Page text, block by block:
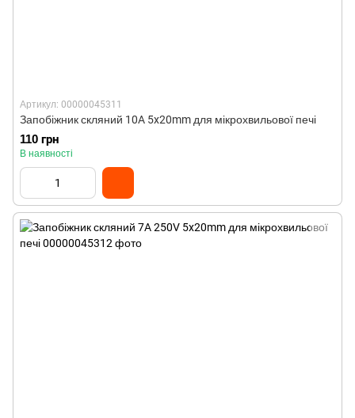
Артикул: 00000045311
Запобіжник скляний 10A 5x20mm для мікрохвильової печі
110 грн
В наявності